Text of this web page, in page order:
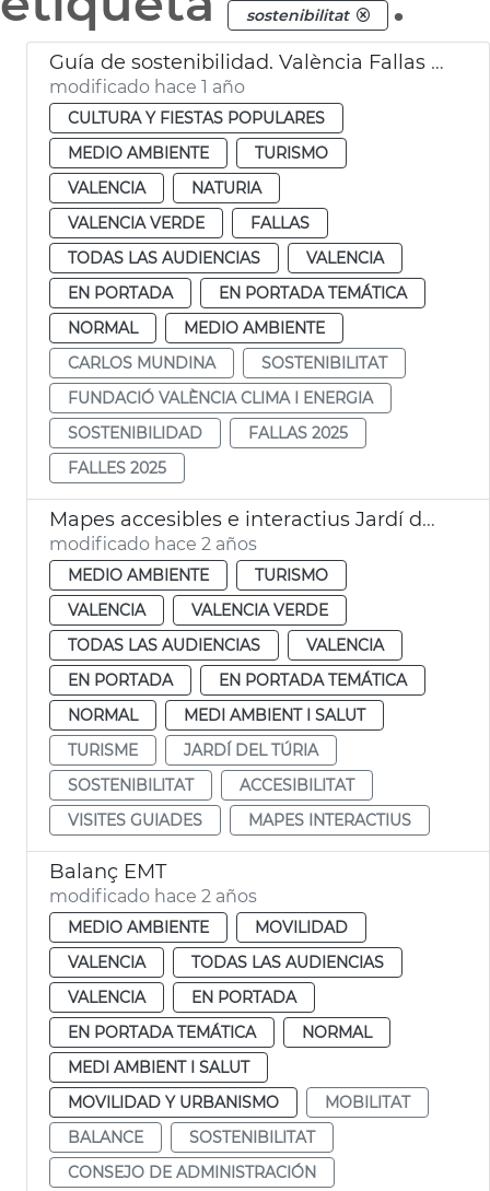
sostenibilitat
Guía de sostenibilidad. València Fallas 2025
modificado hace 1 año
CULTURA Y FIESTAS POPULARES
MEDIO AMBIENTE
TURISMO
VALENCIA
NATURIA
VALENCIA VERDE
FALLAS
TODAS LAS AUDIENCIAS
VALENCIA
EN PORTADA
EN PORTADA TEMÁTICA
NORMAL
MEDIO AMBIENTE
CARLOS MUNDINA
SOSTENIBILITAT
FUNDACIÓ VALÈNCIA CLIMA I ENERGIA
SOSTENIBILIDAD
FALLAS 2025
FALLES 2025
Mapes accesibles e interactius Jardí del Túria
modificado hace 2 años
MEDIO AMBIENTE
TURISMO
VALENCIA
VALENCIA VERDE
TODAS LAS AUDIENCIAS
VALENCIA
EN PORTADA
EN PORTADA TEMÁTICA
NORMAL
MEDI AMBIENT I SALUT
TURISME
JARDÍ DEL TÚRIA
SOSTENIBILITAT
ACCESIBILITAT
VISITES GUIADES
MAPES INTERACTIUS
Balanç EMT
modificado hace 2 años
MEDIO AMBIENTE
MOVILIDAD
VALENCIA
TODAS LAS AUDIENCIAS
VALENCIA
EN PORTADA
EN PORTADA TEMÁTICA
NORMAL
MEDI AMBIENT I SALUT
MOVILIDAD Y URBANISMO
MOBILITAT
BALANCE
SOSTENIBILITAT
CONSEJO DE ADMINISTRACIÓN